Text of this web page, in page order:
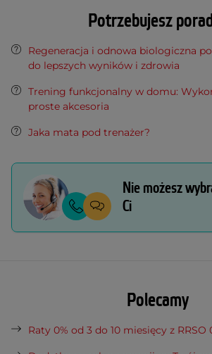
Potrzebujesz
Regeneracja i odnowa biologiczna
do lepszych wyników i zdrowia
Trening funkcjonalny w domu:
proste akcesoria
Jaka mata pod trenażer?
Nie możesz
Ci
Polecamy
Raty 0% od 3 do 10 miesięcy z RRSO